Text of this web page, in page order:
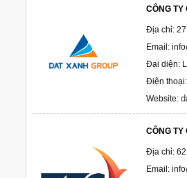
CÔNG
Địa chỉ:
Email:
Đại diện:
Điện
Website:
CÔNG TY
Địa chỉ: 62
Email: